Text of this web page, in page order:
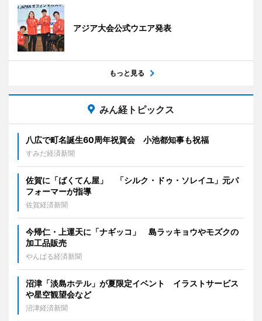
アジア大会公式ウエア発表
もっと見る
みん経トピックス
八広で町名誕生60周年祝賀会 小池都知事も祝福
すみだ経済新聞
佐賀に「ばくてん屋」 「シルク・ドゥ・ソレイユ」元パ
フォーマーが指導
佐賀経済新聞
今帰仁・上運天に「ナギッコ」 島ラッキョウやモズクの
加工品販売
やんばる経済新聞
沼津「淡島ホテル」が夏限定イベント イラストサービス
や星空観望会など
沼津経済新聞